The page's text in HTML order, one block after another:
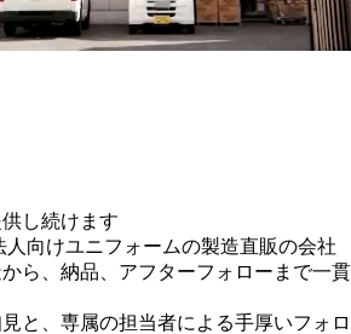
し続けます
人向けユニフォームの製造直販の会社
ら、納品、アフターフォローまで一貫
と、専属の担当者による手厚いフォロ